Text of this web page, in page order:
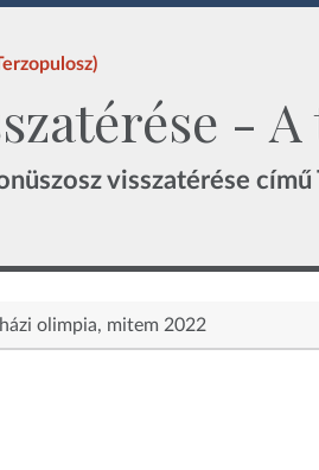
- A
visszatérése
olimpia mitem 2022